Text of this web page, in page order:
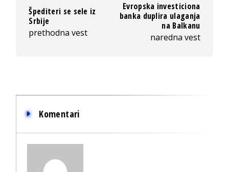
Špediteri se sele iz
Srbije
prethodna vest
Evropska investiciona
banka duplira ulaganja
na Balkanu
naredna vest
Komentari